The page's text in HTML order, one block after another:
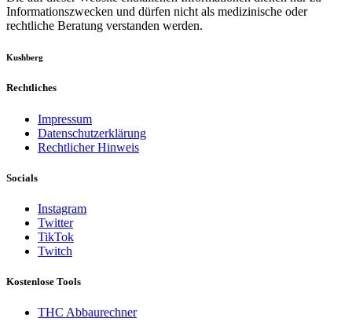
Informationszwecken und dürfen nicht als medizinische oder
rechtliche Beratung verstanden werden.
Kushberg
Rechtliches
Impressum
Datenschutzerklärung
Rechtlicher Hinweis
Socials
Instagram
Twitter
TikTok
Twitch
Kostenlose Tools
THC Abbaurechner